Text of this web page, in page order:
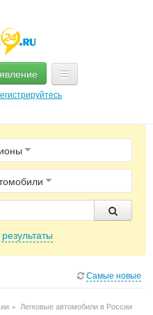
Самые новые
▸ Легковые автомобили в России